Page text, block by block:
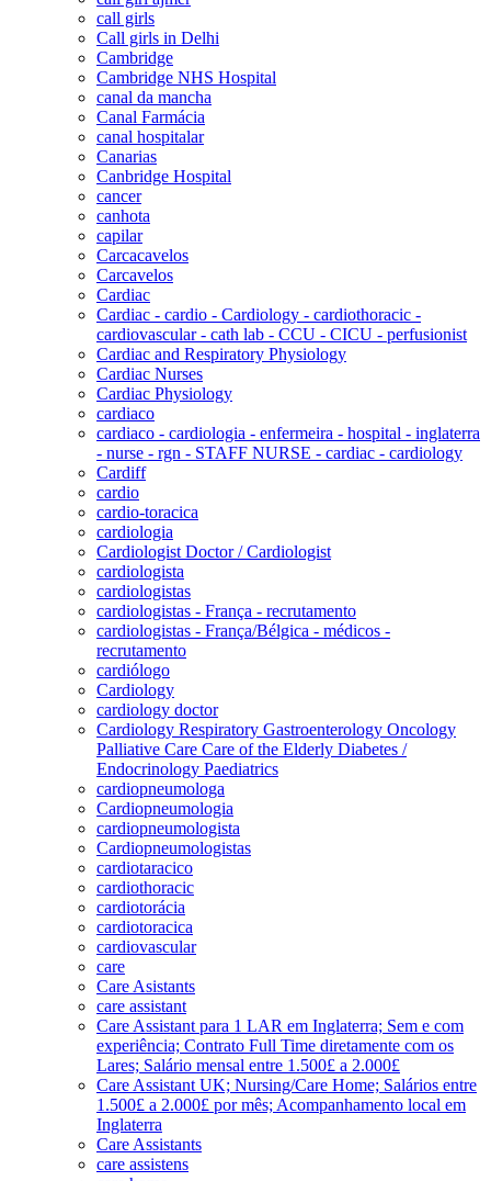
call girls
Call girls in Delhi
Cambridge
Cambridge NHS Hospital
canal da mancha
Canal Farmácia
canal hospitalar
Canarias
Canbridge Hospital
cancer
canhota
capilar
Carcacavelos
Carcavelos
Cardiac
Cardiac - cardio - Cardiology - cardiothoracic -
cardiovascular - cath lab - CCU - CICU - perfusionist
Cardiac and Respiratory Physiology
Cardiac Nurses
Cardiac Physiology
cardiaco
cardiaco - cardiologia - enfermeira - hospital - inglaterra
- nurse - rgn - STAFF NURSE - cardiac - cardiology
Cardiff
cardio
cardio-toracica
cardiologia
Cardiologist Doctor / Cardiologist
cardiologista
cardiologistas
cardiologistas - França - recrutamento
cardiologistas - França/Bélgica - médicos -
recrutamento
cardiólogo
Cardiology
cardiology doctor
Cardiology Respiratory Gastroenterology Oncology
Palliative Care Care of the Elderly Diabetes /
Endocrinology Paediatrics
cardiopneumologa
Cardiopneumologia
cardiopneumologista
Cardiopneumologistas
cardiotaracico
cardiothoracic
cardiotorácia
cardiotoracica
cardiovascular
care
Care Asistants
care assistant
Care Assistant para 1 LAR em Inglaterra; Sem e com
experiência; Contrato Full Time diretamente com os
Lares; Salário mensal entre 1.500£ a 2.000£
Care Assistant UK; Nursing/Care Home; Salários entre
1.500£ a 2.000£ por mês; Acompanhamento local em
Inglaterra
Care Assistants
care assistens